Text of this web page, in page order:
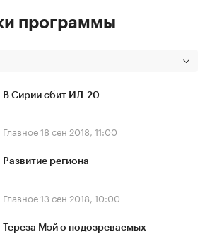
программы
В Сирии сбит ИЛ-20
Главное18 сен 2018, 11:00
Развитие региона
Главное13 сен 2018, 10:00
Тереза Мэй о подозреваемых